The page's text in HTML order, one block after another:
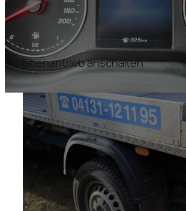
Nebenantrieb anschalten